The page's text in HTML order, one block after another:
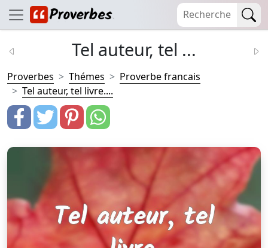
Tel auteur, tel ...
Proverbes Thémes
Proverbe francais
Tel auteur, tel livre....